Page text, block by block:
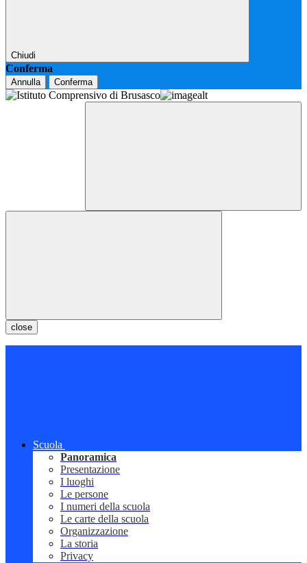
Chiudi
Conferma
Annulla Conferma
close
Scuola
Panoramica
Presentazione
I luoghi
Le persone
I numeri della scuola
Le carte della scuola
Organizzazione
La storia
Privacy